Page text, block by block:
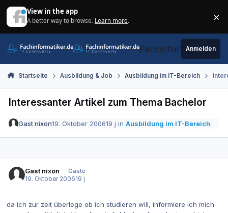
View in the app
A better way to browse. Learn more. ×
Fachinformatiker.de
Anmelden
Startseite Ausbildung & Job Ausbildung im IT-Bereich
Interessanter Artikel zum Thema Bachelor
Gast nixon19. Oktober 200619 j inAusbildung im IT-Bereich
Gast nixon
Gäste
19. Oktober 200619 j
da ich zur zeit überlege ob ich studieren will, informiere ich mich